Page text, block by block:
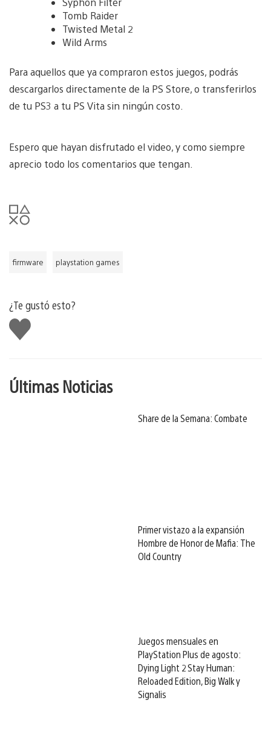
Tomb Raider
Twisted Metal 2
Wild Arms
Para aquellos que ya compraron estos juegos, podrás
descargarlos directamente de la PS Store, o transferirlos
de tu PS3 a tu PS Vita sin ningún costo.
Espero que hayan disfrutado el video, y como siempre
aprecio todo los comentarios que tengan.
firmware playstation games
¿Te gustó esto?
Me
gusta
Últimas Noticias
Share de la Semana: Combate
Primer vistazo a la expansión
Hombre de Honor de Mafia: The
Old Country
Juegos mensuales en
PlayStation Plus de agosto:
Dying Light 2 Stay Human:
Reloaded Edition, Big Walk y
Signalis